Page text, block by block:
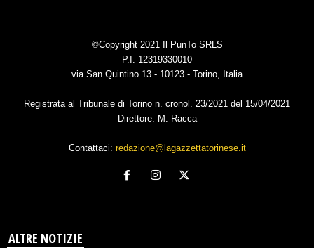
©Copyright 2021 Il PunTo SRLS
P.I. 12319330010
via San Quintino 13 - 10123 - Torino, Italia
Registrata al Tribunale di Torino n. cronol. 23/2021 del 15/04/2021
Direttore: M. Racca
Contattaci: redazione@lagazzettatorinese.it
ALTRE NOTIZIE